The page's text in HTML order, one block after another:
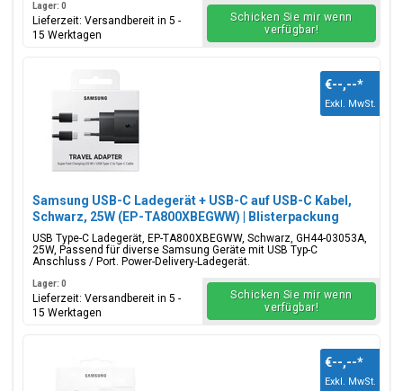
Lager: 0
Lieferzeit: Versandbereit in 5 -
15 Werktagen
Schicken Sie mir wenn
verfügbar!
Samsung USB-C Ladegerät + USB-C auf USB-C Kabel,
Schwarz, 25W (EP-TA800XBEGWW) | Blisterpackung
USB Type-C Ladegerät, EP-TA800XBEGWW, Schwarz, GH44-03053A,
25W, Passend für diverse Samsung Geräte mit USB Typ-C
Anschluss / Port. Power-Delivery-Ladegerät.
€--,--*
Exkl. MwSt.
Lager: 0
Lieferzeit: Versandbereit in 5 -
15 Werktagen
Schicken Sie mir wenn
verfügbar!
€--,--*
Exkl. MwSt.